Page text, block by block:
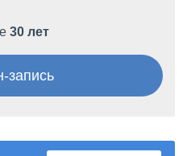
30 лет
запись